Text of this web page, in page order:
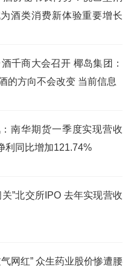
酒类消费新体验重要增长
千商大会召开 椰岛集团：
的方向不会改变 当前信息
南华期货一季度实现营收
利同比增加121.74%
关”北交所IPO 去年实现营收
网红” 众生药业股价惨遭腰